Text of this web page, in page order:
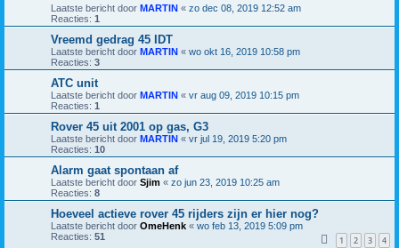
Laatste bericht door MARTIN « zo dec 08, 2019 12:52 am
Reacties: 1
Vreemd gedrag 45 IDT
Laatste bericht door MARTIN « wo okt 16, 2019 10:58 pm
Reacties: 3
ATC unit
Laatste bericht door MARTIN « vr aug 09, 2019 10:15 pm
Reacties: 1
Rover 45 uit 2001 op gas, G3
Laatste bericht door MARTIN « vr jul 19, 2019 5:20 pm
Reacties: 10
Alarm gaat spontaan af
Laatste bericht door Sjim « zo jun 23, 2019 10:25 am
Reacties: 8
Hoeveel actieve rover 45 rijders zijn er hier nog?
Laatste bericht door OmeHenk « wo feb 13, 2019 5:09 pm
Reacties: 51 1 2 3 4